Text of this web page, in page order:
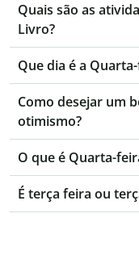
Quais são as
Livro?
Que dia é a
Como desejar um
otimismo?
O que é Quarta-
É terça feira ou